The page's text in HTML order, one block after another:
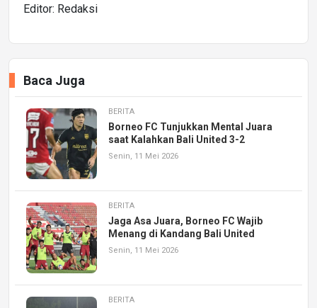
Editor: Redaksi
Baca Juga
BERITA
Borneo FC Tunjukkan Mental Juara
saat Kalahkan Bali United 3-2
Senin, 11 Mei 2026
BERITA
Jaga Asa Juara, Borneo FC Wajib
Menang di Kandang Bali United
Senin, 11 Mei 2026
BERITA